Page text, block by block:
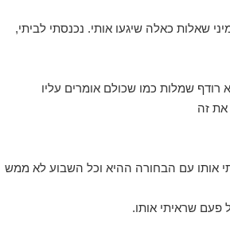
שאלות כאלה שיגעו אותי. נכנסתי לביתי,
רודף שמלות כמו שכולם אומרים עליו
את זה
אותו עם הבחורה ההיא וכל השבוע לא ממש
פעם שראיתי אותו.